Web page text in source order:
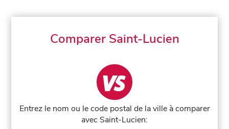
Comparer Saint-Lucien
Entrez le nom ou le code postal de la ville à comparer
avec Saint-Lucien: